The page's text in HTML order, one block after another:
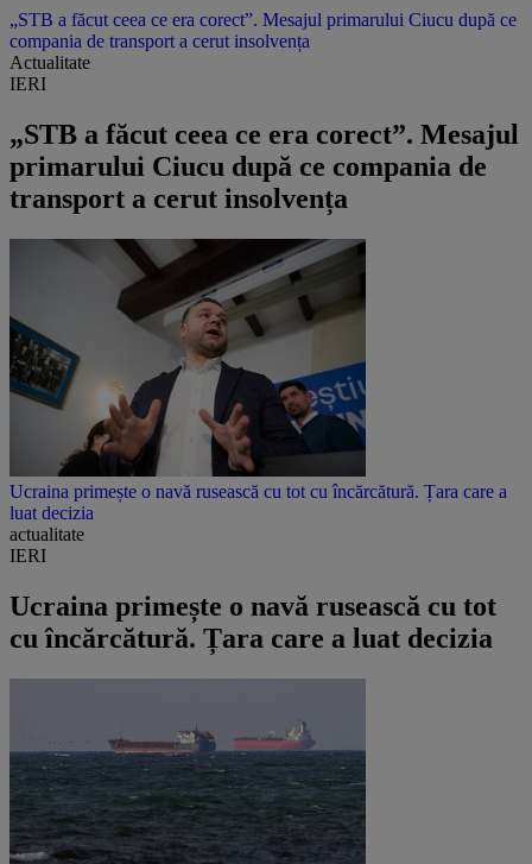
„STB a făcut ceea ce era corect”. Mesajul primarului Ciucu după ce
compania de transport a cerut insolvența
Actualitate
IERI
„STB a făcut ceea ce era corect”. Mesajul
primarului Ciucu după ce compania de
transport a cerut insolvența
Ucraina primește o navă rusească cu tot cu încărcătură. Țara care a
luat decizia
actualitate
IERI
Ucraina primește o navă rusească cu tot
cu încărcătură. Țara care a luat decizia